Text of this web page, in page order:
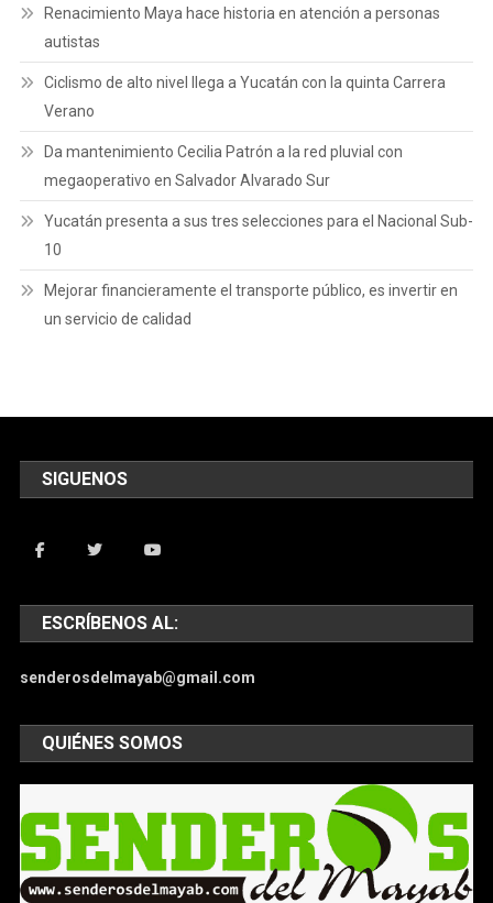
Renacimiento Maya hace historia en atención a personas
autistas
Ciclismo de alto nivel llega a Yucatán con la quinta Carrera
Verano
Da mantenimiento Cecilia Patrón a la red pluvial con
megaoperativo en Salvador Alvarado Sur
Yucatán presenta a sus tres selecciones para el Nacional Sub-
10
Mejorar financieramente el transporte público, es invertir en
un servicio de calidad
SIGUENOS
ESCRÍBENOS AL:
senderosdelmayab@gmail.com
QUIÉNES SOMOS